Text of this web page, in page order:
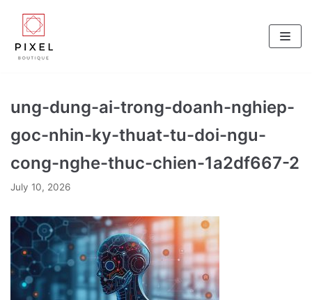
Skip
to
content
ung-dung-ai-trong-doanh-nghiep-
goc-nhin-ky-thuat-tu-doi-ngu-
cong-nghe-thuc-chien-1a2df667-2
July 10, 2026